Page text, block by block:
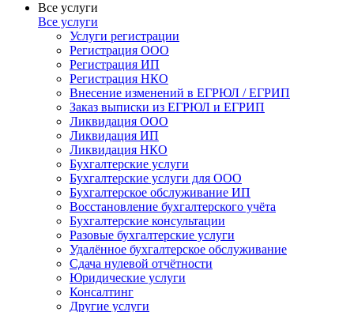
Все услуги
Все услуги
Услуги регистрации
Регистрация ООО
Регистрация ИП
Регистрация НКО
Внесение изменений в ЕГРЮЛ / ЕГРИП
Заказ выписки из ЕГРЮЛ и ЕГРИП
Ликвидация ООО
Ликвидация ИП
Ликвидация НКО
Бухгалтерские услуги
Бухгалтерские услуги для ООО
Бухгалтерское обслуживание ИП
Восстановление бухгалтерского учёта
Бухгалтерские консультации
Разовые бухгалтерские услуги
Удалённое бухгалтерское обслуживание
Сдача нулевой отчётности
Юридические услуги
Консалтинг
Другие услуги